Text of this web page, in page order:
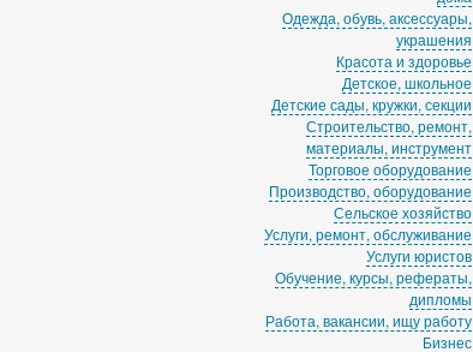
Одежда, обувь, аксессуары,
украшения
Красота и здоровье
Детское, школьное
Детские сады, кружки, секции
Строительство, ремонт,
материалы, инструмент
Торговое оборудование
Производство, оборудование
Сельское хозяйство
Услуги, ремонт, обслуживание
Услуги юристов
Обучение, курсы, рефераты,
дипломы
Работа, вакансии, ищу работу
Бизнес